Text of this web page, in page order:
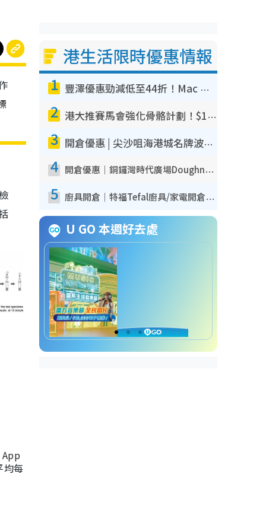
均每
港生活限時優惠情報
1 豐澤優惠勁減低至44折！Mac mini/iPhone17Pro大減價！廚房家電$220起
2 港大推賽馬會強化骨骼計劃！$100骨質密度X光檢查 完成免費運動訓練送超市禮券！附參加資格
3 開倉優惠 | 尖沙咀海港城名牌波鞋開倉低至1折！On鞋$899起／Joy&Peace鞋履$98起
4 開倉優惠｜銅鑼灣時代廣場Doughnut/Campo Marzio開倉低至1折！背囊、書包、手袋劈價$200起
5 廚具開倉｜特福Tefal廚具/家電開倉低至3折！$220起買平底鍋/炒鑊/湯煲！電飯煲/吸塵機/燙斗$418起
U GO 本週好去處